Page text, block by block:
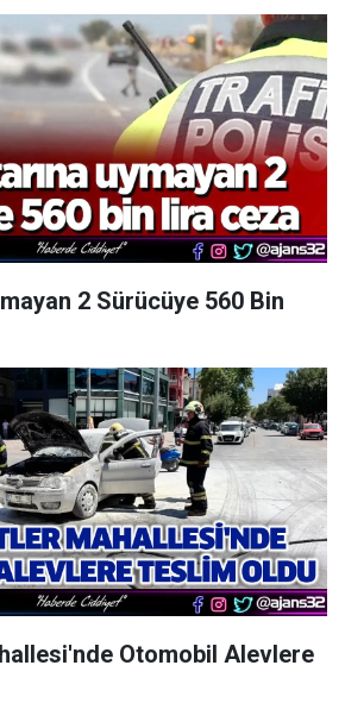
2 Sürücüye 560 Bin
Otomobil Alevlere